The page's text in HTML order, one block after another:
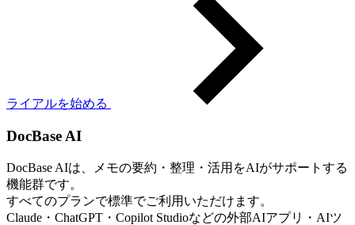
ライアルを始める
DocBase AI
DocBase AIは、メモの要約・整理・活用をAIがサポートする
機能群です。
すべてのプランで標準でご利用いただけます。
Claude・ChatGPT・Copilot Studioなどの外部AIアプリ・AIツ